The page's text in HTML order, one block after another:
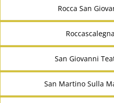
Rocca San
San Giovanni
San Martino Sulla